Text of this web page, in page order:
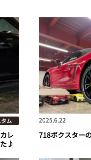
ム
レ
た♪
2025.6.22
718ボクスター